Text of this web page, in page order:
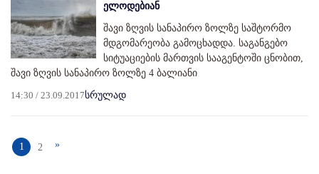
ელოდებიან
შავი ზღვის სანაპირო ზოლზე საშტორმო
მდგომარეობა გამოცხადდა. საგანგებო
სიტუაციების მართვის სააგენტოში ცნობით,
შავი ზღვის სანაპირო ზოლზე 4 ბალიანი
14:30 / 23.09.2017სრულად
1 2 »